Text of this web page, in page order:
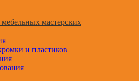
мастерских
и пластиков